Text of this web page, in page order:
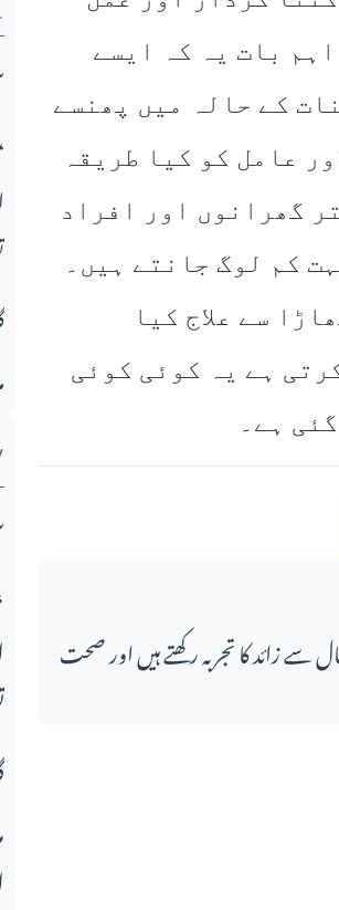
میو قوم کی تعلیمی
میو قوم کی
بات یہ کہ ایسے
کے حالہ میں پھنسے
عامل کو کیا طریقہ
گھرانوں اور افراد
کم لوگ جانتے ہیں۔
سے علاج کیا
ہے یہ کوئی کوئی
ہے۔
کے لکھاری، جو طبِ قدیم میں 20 سال سے زائد کا تجربہ رکھتے ہیں اور صحت